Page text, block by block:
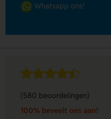
Whatsapp ons!
(580 beoordelingen)
100% beveelt ons aan!